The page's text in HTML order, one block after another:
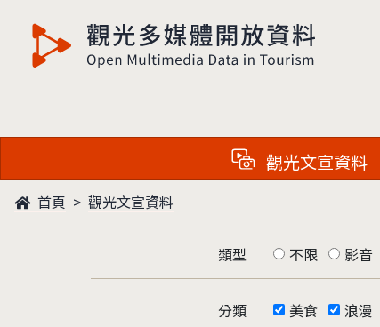
觀光多媒體開放資料
觀光文宣資料
首頁 觀光文宣資料
類型 不限 影音
分類 美食 浪漫